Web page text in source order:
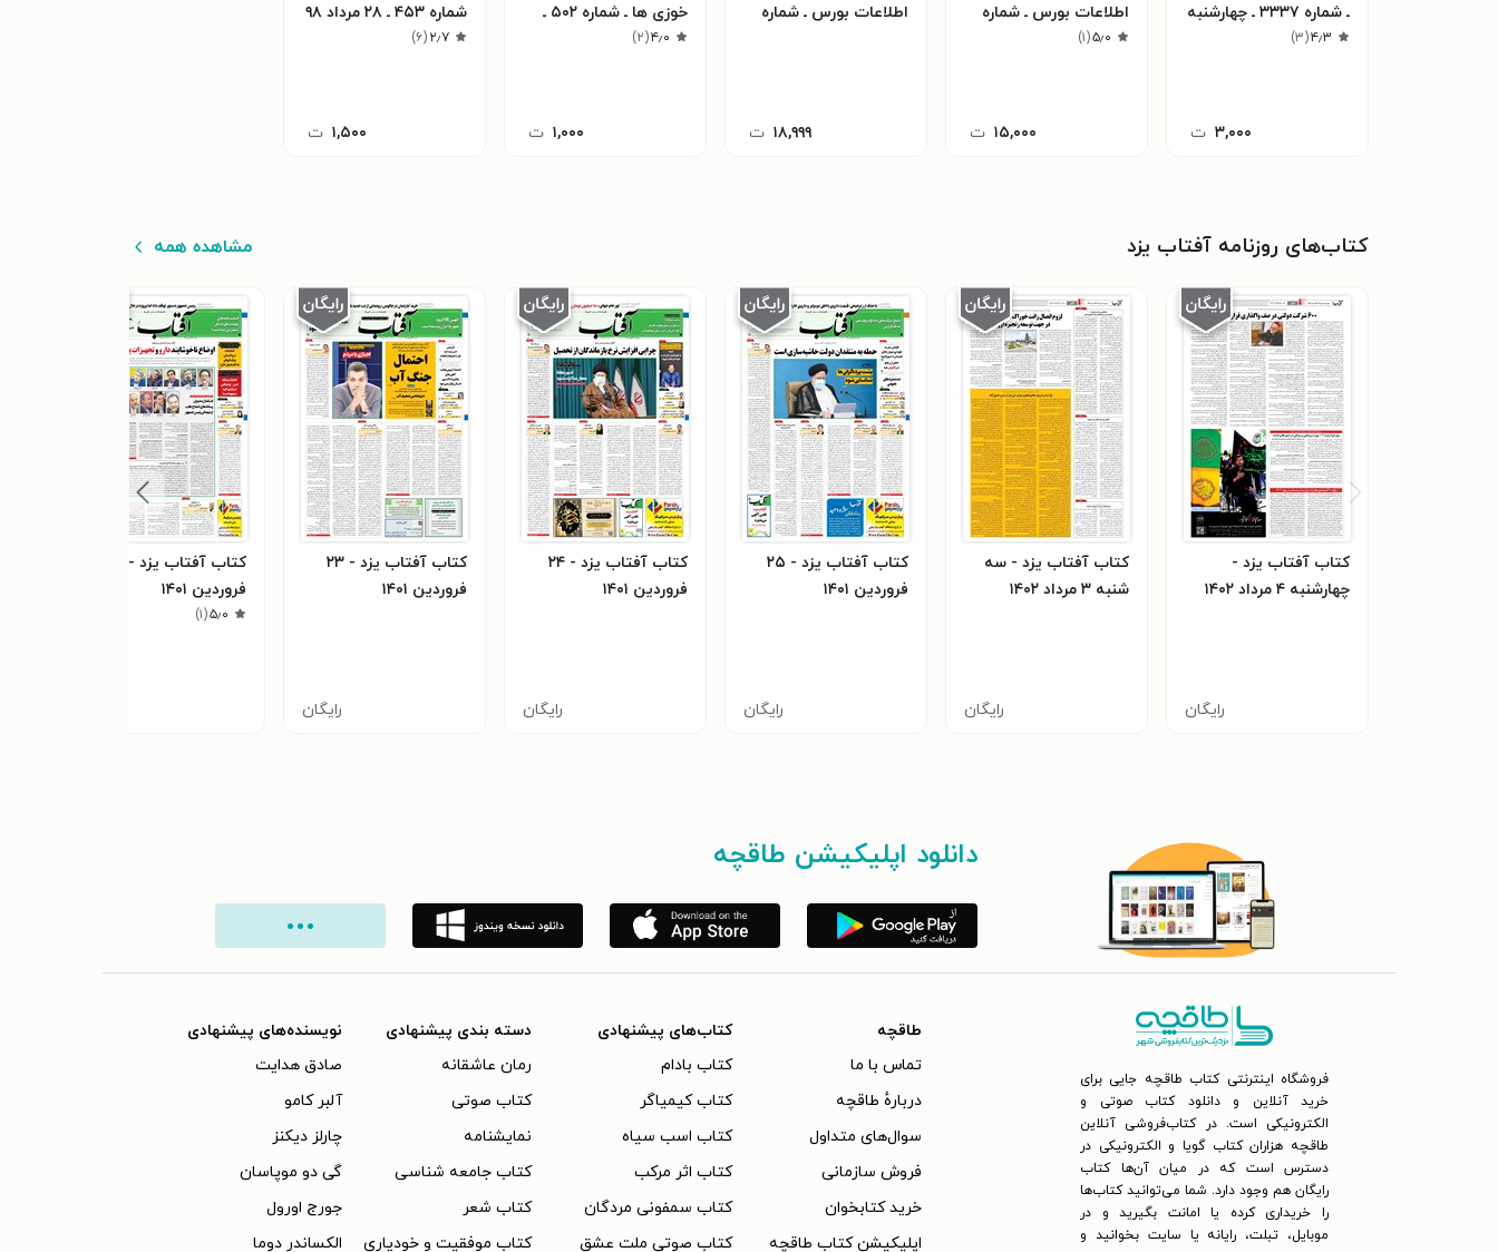
ـ شماره ۳۳۳۷ ـ چهارشنبه
۲۷ مهرماه ۱۴۰۱ ۴٫۳(۳)
۳,۰۰۰ ت
اطلاعات بورس ـ شماره
۵٫۰(۱)
۱۵,۰۰۰ ت
اطلاعات بورس ـ شماره
۱۸,۹۹۹ ت
خوزی ها ـ شماره ۵۰۲ ـ
چهارشنبه ۲۸ دی ماه ۱۴۰۱
۴٫۰(۲)
۱,۰۰۰ ت
شماره ۴۵۳ ـ ۲۸ مرداد ۹۸
۲٫۷(۶)
۱,۵۰۰ ت
کتاب‌های روزنامه آفتاب یزد مشاهده همه
کتاب آفتاب یزد -
چهارشنبه ۴ مرداد ۱۴۰۲
رایگان
کتاب آفتاب یزد - سه
شنبه ۳ مرداد ۱۴۰۲
رایگان
کتاب آفتاب یزد - ۲۵
فروردین ۱۴۰۱
رایگان
کتاب آفتاب یزد - ۲۴
فروردین ۱۴۰۱
رایگان
کتاب آفتاب یزد - ۲۳
فروردین ۱۴۰۱
رایگان
فروردین ۱۴۰۱
۵٫۰(۱)
دانلود اپلیکیشن طاقچه
فروشگاه اینترنتی کتاب طاقچه جایی برای
خرید آنلاین و دانلود کتاب صوتی و
الکترونیکی است. در کتاب‌فروشی آنلاین
طاقچه هزاران کتاب گویا و الکترونیکی در
دسترس است که در میان آن‌ها کتاب
رایگان هم وجود دارد. شما می‌توانید کتاب‌ها
را خریداری کرده یا امانت بگیرید و در
موبایل، تبلت، رایانه یا سایت بخوانید و
طاقچه
تماس با ما
دربارهٔ طاقچه
سوال‌های متداول
فروش سازمانی
خرید کتابخوان
اپلیکیشن کتاب طاقچه
کتاب‌های پیشنهادی
کتاب بادام
کتاب کیمیاگر
کتاب اسب سیاه
کتاب اثر مرکب
کتاب سمفونی مردگان
کتاب صوتی ملت عشق
دسته بندی پیشنهادی
رمان عاشقانه
کتاب‌ صوتی
نمایشنامه
کتاب جامعه شناسی
کتاب شعر
کتاب موفقیت و خودیاری
نویسنده‌های پیشنهادی
صادق هدایت
آلبر کامو
چارلز دیکنز
گی دو موپاسان
جورج اورول
الکساندر دوما